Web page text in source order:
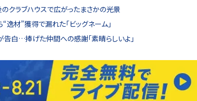
クラブハウスで広がったまさかの光景
材”獲得で漏れた「ビッグネーム」
…捧げた仲間への感謝「素晴らしいよ」